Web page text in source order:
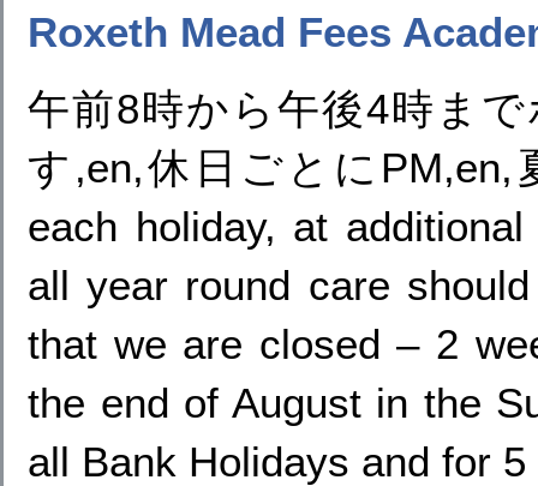
Roxeth Mead Fees
午前8時から午後4時ま
す,en,休日ごとに
each holiday, at
all year round care
that we are closed – 2
the end of August in the
all Bank Holidays and for